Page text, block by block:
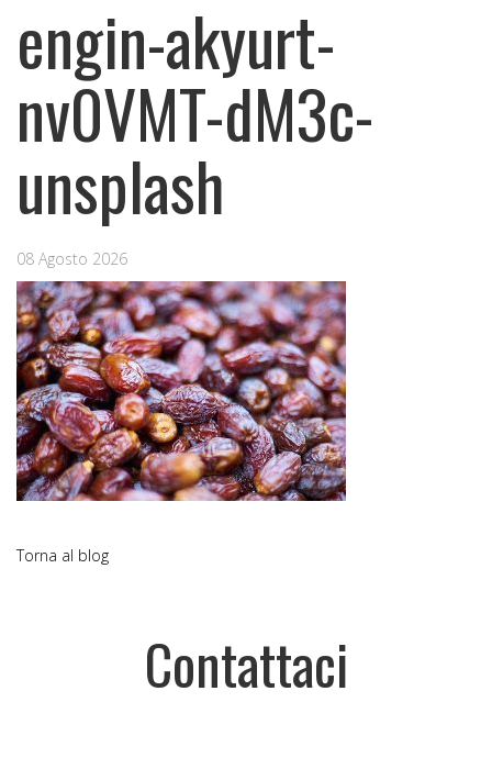
engin-akyurt-
nv0VMT-dM3c-
unsplash
08 Agosto 2026
Torna al blog
Contattaci